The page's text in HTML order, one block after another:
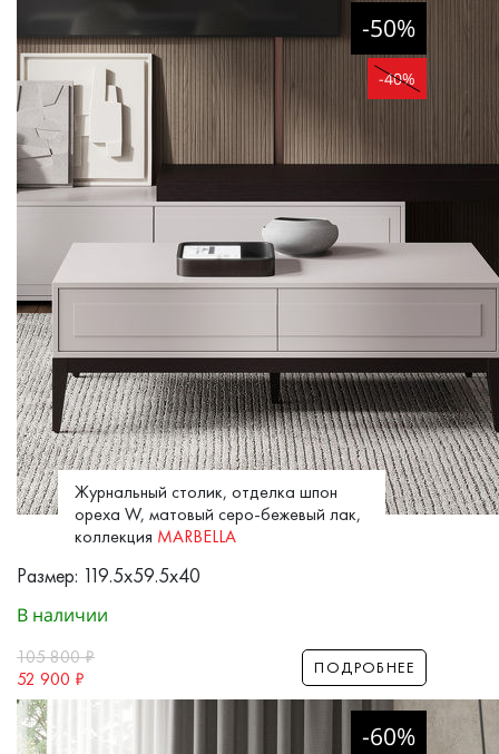
-50%
-40%
Журнальный столик, отделка шпон
ореха W, матовый серо-бежевый лак,
коллекция MARBELLA
Размер: 119.5x59.5x40
В наличии
105 800₽
52 900 ₽ ПОДРОБНЕЕ
-60%